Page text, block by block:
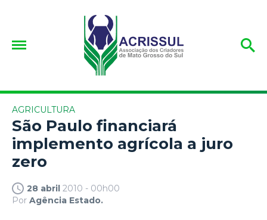
AGRICULTURA
São Paulo financiará
implemento agrícola a juro
zero
28 abril 2010 - 00h00
Por Agência Estado.